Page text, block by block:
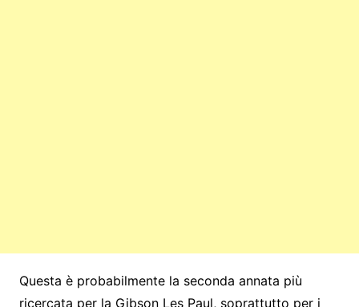
Questa è probabilmente la seconda annata più
ricercata per la Gibson Les Paul, soprattutto per i